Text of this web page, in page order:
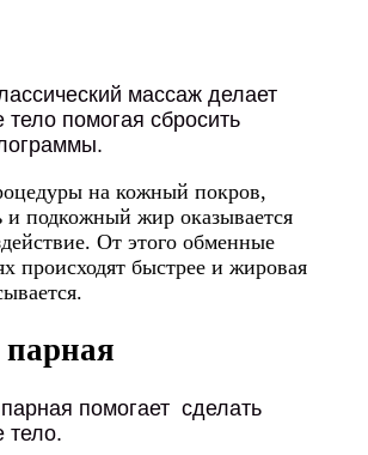
массаж делает
тело помогая сбросить
на кожный покров,
подкожный жир оказывается
От этого обменные
происходят быстрее и жировая
помогает сделать
тело.